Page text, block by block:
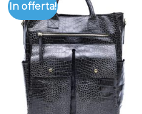
In offerta!